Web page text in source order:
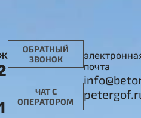
ОБРАТНЫЙ
ЗВОНОК
ЧАТ С
ОПЕРАТОРОМ
почта